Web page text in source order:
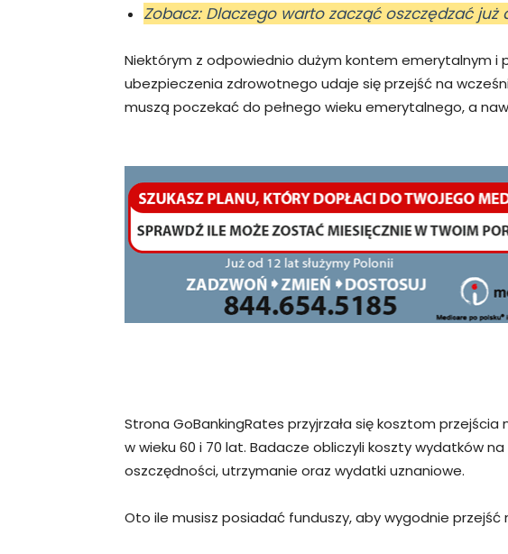
Zobacz: Dlaczego warto zacząć oszczędzać już
Niektórym z odpowiednio dużym kontem emerytalnym i
ubezpieczenia zdrowotnego udaje się przejść na
muszą poczekać do pełnego wieku emerytalnego, a
Strona GoBankingRates przyjrzała się kosztom
w wieku 60 i 70 lat. Badacze obliczyli koszty wydatków
oszczędności, utrzymanie oraz wydatki uznaniowe.
Oto ile musisz posiadać funduszy, aby wygodnie przejść